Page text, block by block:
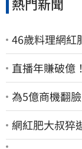
46歲料理網紅
直播年賺破
為5億商機翻
網紅肥大叔猝